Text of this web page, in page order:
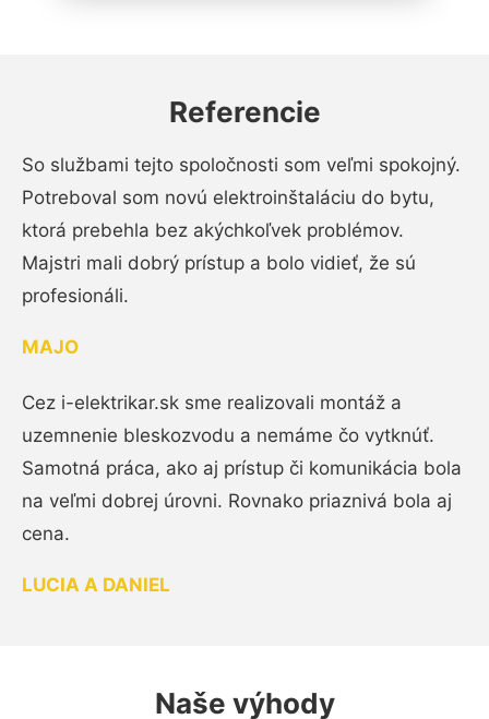
Referencie
So službami tejto spoločnosti som veľmi spokojný.
Potreboval som novú elektroinštaláciu do bytu,
ktorá prebehla bez akýchkoľvek problémov.
Majstri mali dobrý prístup a bolo vidieť, že sú
profesionáli.
MAJO
Cez i-elektrikar.sk sme realizovali montáž a
uzemnenie bleskozvodu a nemáme čo vytknúť.
Samotná práca, ako aj prístup či komunikácia bola
na veľmi dobrej úrovni. Rovnako priaznivá bola aj
cena.
LUCIA A DANIEL
Naše výhody